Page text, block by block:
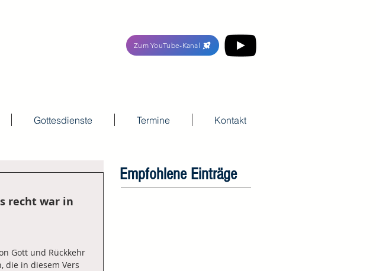
Zum YouTube-Kanal
Gottesdienste Termine Kontakt
recht war in
Gott und Rückkehr
die in diesem Vers
Empfohlene Einträge